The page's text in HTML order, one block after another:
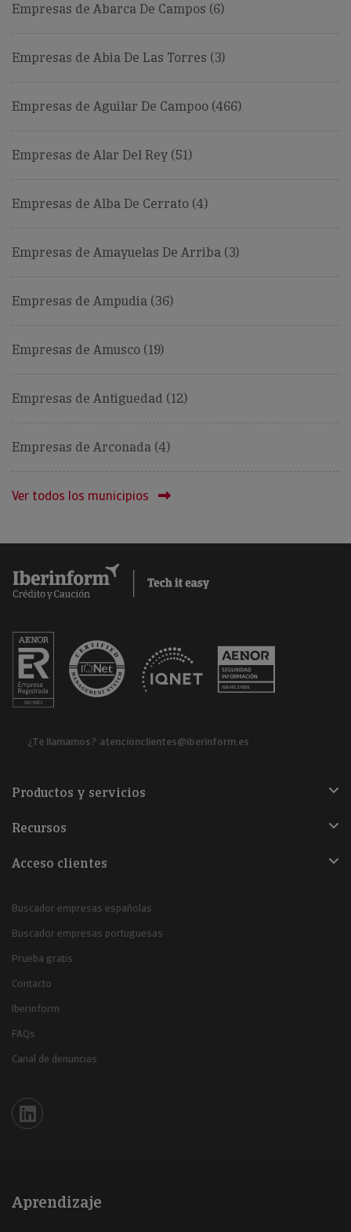
Empresas de Abarca De Campos (6)
Empresas de Abia De Las Torres (3)
Empresas de Aguilar De Campoo (466)
Empresas de Alar Del Rey (51)
Empresas de Alba De Cerrato (4)
Empresas de Amayuelas De Arriba (3)
Empresas de Ampudia (36)
Empresas de Amusco (19)
Empresas de Antiguedad (12)
Empresas de Arconada (4)
Ver todos los municipios
¿Te llamamos? atencionclientes@iberinform.es
Productos y servicios
Recursos
Acceso clientes
Buscador empresas españolas
Buscador empresas portuguesas
Prueba gratis
Contacto
Iberinform
FAQs
Canal de denuncias
Iberinform en Linkedin
Aprendizaje